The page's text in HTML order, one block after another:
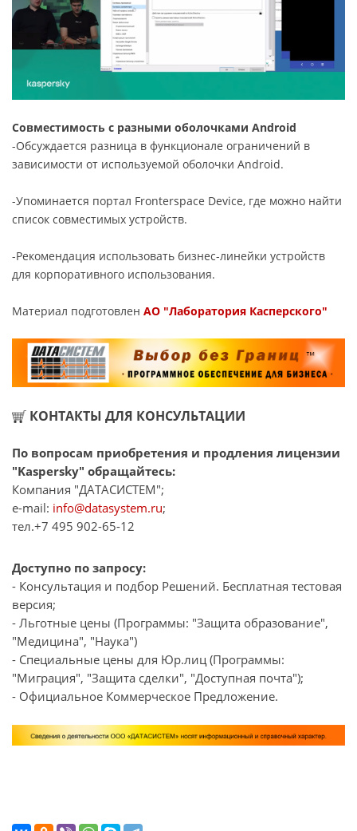
Совместимость с разными оболочками Android
-Обсуждается разница в функционале ограничений в
зависимости от используемой оболочки Android.
-Упоминается портал Fronterspace Device, где можно найти
список совместимых устройств.
-Рекомендация использовать бизнес-линейки устройств
для корпоративного использования.
Материал подготовлен АО "Лаборатория Касперского"
КОНТАКТЫ ДЛЯ КОНСУЛЬТАЦИИ
По вопросам приобретения и продления лицензии
"Kaspersky" обращайтесь:
Компания "ДАТАСИСТЕМ";
e-mail: info@datasystem.ru;
тел.+7 495 902-65-12
Доступно по запросу:
- Консультация и подбор Решений. Бесплатная тестовая
версия;
- Льготные цены (Программы: "Защита образование",
"Медицина", "Наука")
- Специальные цены для Юр.лиц (Программы:
"Миграция", "Защита сделки", "Доступная почта");
- Официальное Коммерческое Предложение.